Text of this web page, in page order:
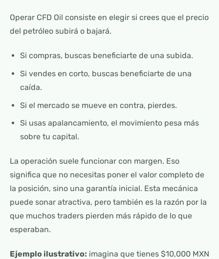
Operar CFD Oil consiste en elegir si crees que el precio
del petróleo subirá o bajará.
Si compras, buscas beneficiarte de una subida.
Si vendes en corto, buscas beneficiarte de una
caída.
Si el mercado se mueve en contra, pierdes.
Si usas apalancamiento, el movimiento pesa más
sobre tu capital.
La operación suele funcionar con margen. Eso
significa que no necesitas poner el valor completo de
la posición, sino una garantía inicial. Esta mecánica
puede sonar atractiva, pero también es la razón por la
que muchos traders pierden más rápido de lo que
esperaban.
Ejemplo ilustrativo: imagina que tienes $10,000 MXN